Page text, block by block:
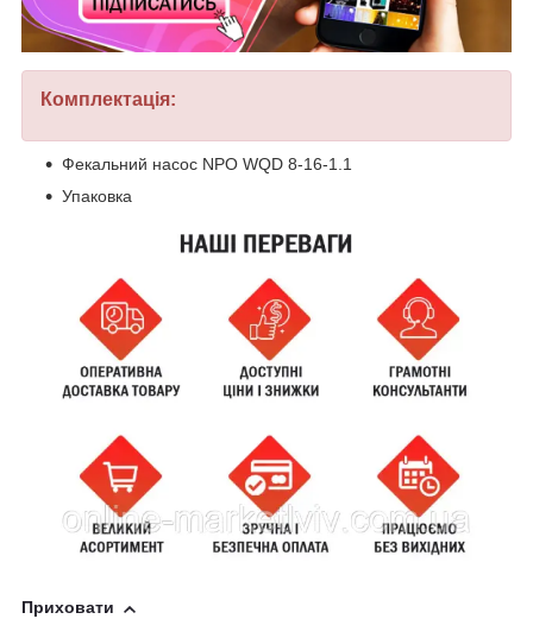
Комплектація:
Фекальний насос NPO WQD 8-16-1.1
Упаковка
Приховати